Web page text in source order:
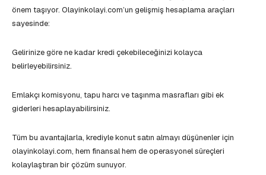
önem taşıyor. Olayinkolayi.com’un gelişmiş hesaplama araçları
sayesinde:
Gelirinize göre ne kadar kredi çekebileceğinizi kolayca
belirleyebilirsiniz.
Emlakçı komisyonu, tapu harcı ve taşınma masrafları gibi ek
giderleri hesaplayabilirsiniz.
Tüm bu avantajlarla, krediyle konut satın almayı düşünenler için
olayinkolayi.com, hem finansal hem de operasyonel süreçleri
kolaylaştıran bir çözüm sunuyor.